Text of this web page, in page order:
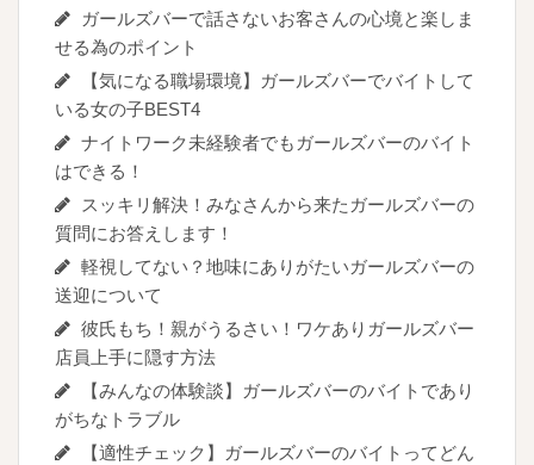
ガールズバーで話さないお客さんの心境と楽しま
せる為のポイント
【気になる職場環境】ガールズバーでバイトして
いる女の子BEST4
ナイトワーク未経験者でもガールズバーのバイト
はできる！
スッキリ解決！みなさんから来たガールズバーの
質問にお答えします！
軽視してない？地味にありがたいガールズバーの
送迎について
彼氏もち！親がうるさい！ワケありガールズバー
店員上手に隠す方法
【みんなの体験談】ガールズバーのバイトであり
がちなトラブル
【適性チェック】ガールズバーのバイトってどん